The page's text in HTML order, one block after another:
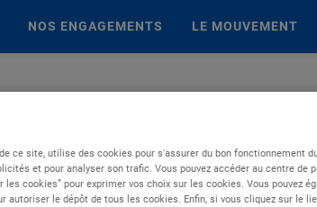
NOS ENGAGEMENTS LE MOUVEMENT
de ce site, utilise des cookies pour s'assurer du bon fonctionnement
et pour analyser son trafic. Vous pouvez accéder au centre de
les cookies” pour exprimer vos choix sur les cookies. Vous pouvez
autoriser le dépôt de tous les cookies. Enfin, si vous cliquez sur le